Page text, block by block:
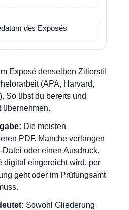
des Exposés
Exposé denselben Zitierstil
(APA, Harvard,
So übst du bereits und
übernehmen.
Die meisten
PDF. Manche verlangen
oder einen Ausdruck.
digital eingereicht wird, per
geht oder im Prüfungsamt
Sowohl Gliederung